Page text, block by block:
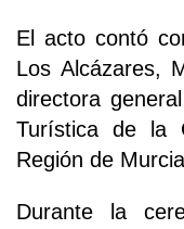
El acto contó
Los Alcázares,
directora
Turística de la
Región de
Durante la